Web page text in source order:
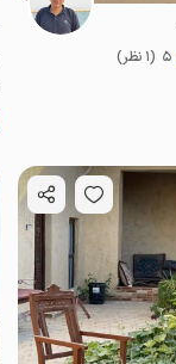
5 (1 نظر)